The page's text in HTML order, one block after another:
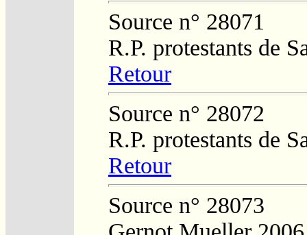
Source n° 28071
R.P. protestants de
Retour
Source n° 28072
R.P. protestants de
Retour
Source n° 28073